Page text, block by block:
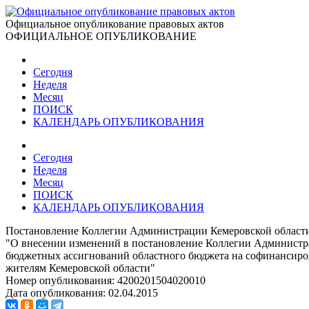
Официальное опубликование правовых актов
ОФИЦИАЛЬНОЕ ОПУБЛИКОВАНИЕ
Сегодня
Неделя
Месяц
ПОИСК
КАЛЕНДАРЬ ОПУБЛИКОВАНИЯ
Сегодня
Неделя
Месяц
ПОИСК
КАЛЕНДАРЬ ОПУБЛИКОВАНИЯ
Постановление Коллегии Администрации Кемеровской
"О внесении изменений в постановление Коллегии
бюджетных ассигнований областного бюджета на
жителям Кемеровской области"
Номер опубликования: 4200201504020010
Дата опубликования: 02.04.2015